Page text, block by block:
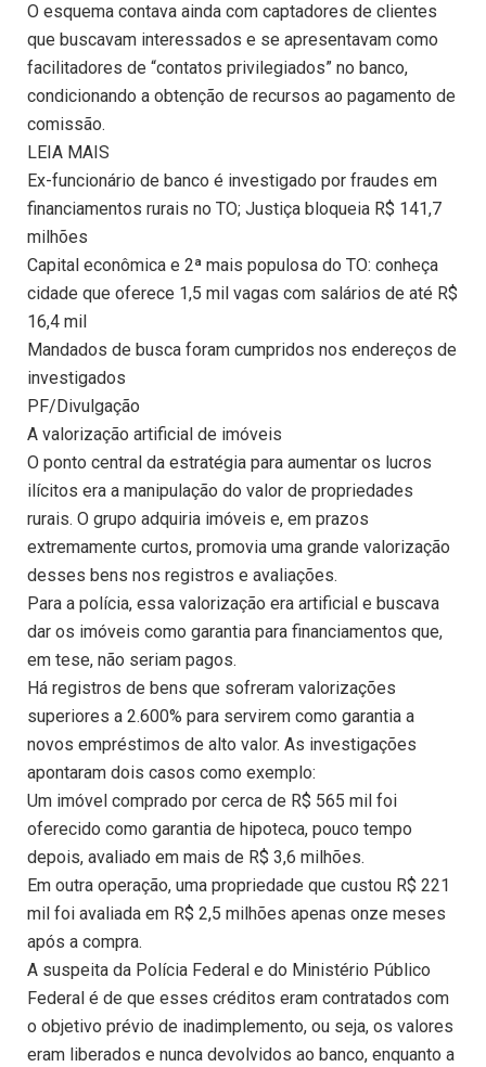
O esquema contava ainda com captadores de clientes
que buscavam interessados e se apresentavam como
facilitadores de “contatos privilegiados” no banco,
condicionando a obtenção de recursos ao pagamento de
comissão.
LEIA MAIS
Ex-funcionário de banco é investigado por fraudes em
financiamentos rurais no TO; Justiça bloqueia R$ 141,7
milhões
Capital econômica e 2ª mais populosa do TO: conheça
cidade que oferece 1,5 mil vagas com salários de até R$
16,4 mil
Mandados de busca foram cumpridos nos endereços de
investigados
PF/Divulgação
A valorização artificial de imóveis
O ponto central da estratégia para aumentar os lucros
ilícitos era a manipulação do valor de propriedades
rurais. O grupo adquiria imóveis e, em prazos
extremamente curtos, promovia uma grande valorização
desses bens nos registros e avaliações.
Para a polícia, essa valorização era artificial e buscava
dar os imóveis como garantia para financiamentos que,
em tese, não seriam pagos.
Há registros de bens que sofreram valorizações
superiores a 2.600% para servirem como garantia a
novos empréstimos de alto valor. As investigações
apontaram dois casos como exemplo:
Um imóvel comprado por cerca de R$ 565 mil foi
oferecido como garantia de hipoteca, pouco tempo
depois, avaliado em mais de R$ 3,6 milhões.
Em outra operação, uma propriedade que custou R$ 221
mil foi avaliada em R$ 2,5 milhões apenas onze meses
após a compra.
A suspeita da Polícia Federal e do Ministério Público
Federal é de que esses créditos eram contratados com
o objetivo prévio de inadimplemento, ou seja, os valores
eram liberados e nunca devolvidos ao banco, enquanto a